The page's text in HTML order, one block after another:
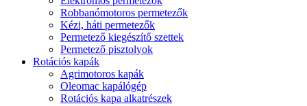
Robbanómotoros permetezők
Kézi, háti permetezők
Permetező kiegészítő szettek
Permetező pisztolyok
Rotációs kapák
Agrimotoros kapák
Oleomac kapálógép
Rotációs kapa alkatrészek